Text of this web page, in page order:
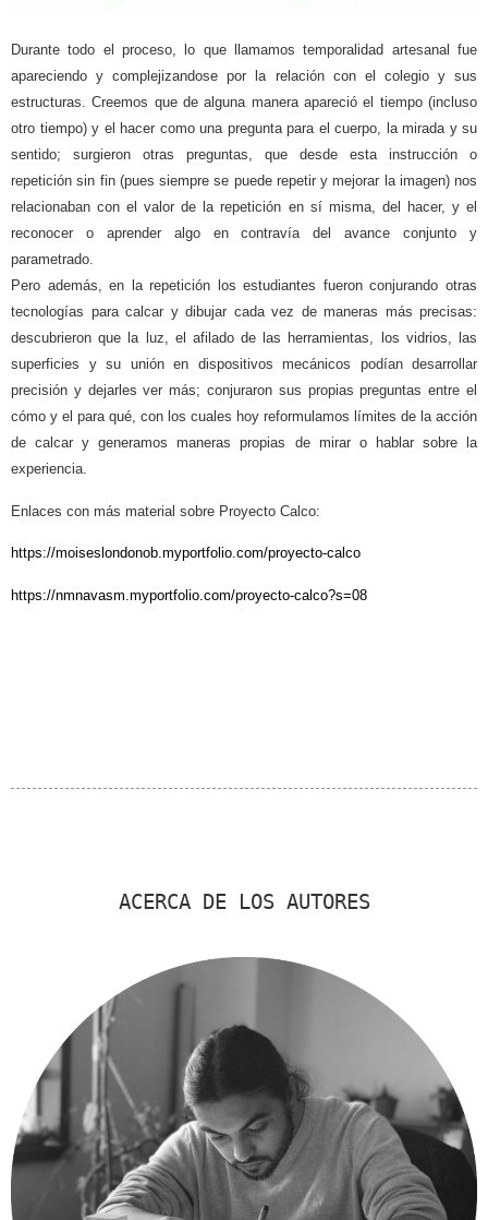
Durante todo el proceso, lo que llamamos temporalidad artesanal fue
apareciendo y complejizandose por la relación con el colegio y sus
estructuras. Creemos que de alguna manera apareció el tiempo (incluso
otro tiempo) y el hacer como una pregunta para el cuerpo, la mirada y su
sentido; surgieron otras preguntas, que desde esta instrucción o
repetición sin fin (pues siempre se puede repetir y mejorar la imagen) nos
relacionaban con el valor de la repetición en sí misma, del hacer, y el
reconocer o aprender algo en contravía del avance conjunto y
parametrado.
Pero además, en la repetición los estudiantes fueron conjurando otras
tecnologías para calcar y dibujar cada vez de maneras más precisas:
descubrieron que la luz, el afilado de las herramientas, los vidrios, las
superficies y su unión en dispositivos mecánicos podían desarrollar
precisión y dejarles ver más; conjuraron sus propias preguntas entre el
cómo y el para qué, con los cuales hoy reformulamos límites de la acción
de calcar y generamos maneras propias de mirar o hablar sobre la
experiencia.
Enlaces con más material sobre Proyecto Calco:
https://moiseslondonob.myportfolio.com/proyecto-calco
https://nmnavasm.myportfolio.com/proyecto-calco?s=08
ACERCA DE LOS AUTORES